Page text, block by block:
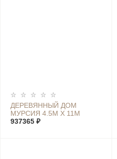
ДЕРЕВЯННЫЙ ДОМ
МУРСИЯ 4.5М Х 11М
937365 ₽